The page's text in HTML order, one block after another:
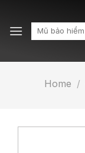
content
Search
for:
Home /